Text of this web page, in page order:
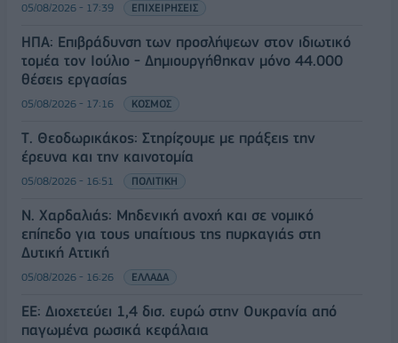
05/08/2026 - 17:39 ΕΠΙΧΕΙΡΗΣΕΙΣ
ΗΠΑ: Επιβράδυνση των προσλήψεων στον ιδιωτικό
τομέα τον Ιούλιο - Δημιουργήθηκαν μόνο 44.000
θέσεις εργασίας
05/08/2026 - 17:16 ΚΟΣΜΟΣ
Τ. Θεοδωρικάκος: Στηρίζουμε με πράξεις την
έρευνα και την καινοτομία
05/08/2026 - 16:51 ΠΟΛΙΤΙΚΗ
Ν. Χαρδαλιάς: Μηδενική ανοχή και σε νομικό
επίπεδο για τους υπαίτιους της πυρκαγιάς στη
Δυτική Αττική
05/08/2026 - 16:26 ΕΛΛΑΔΑ
ΕΕ: Διοχετεύει 1,4 δισ. ευρώ στην Ουκρανία από
παγωμένα ρωσικά κεφάλαια